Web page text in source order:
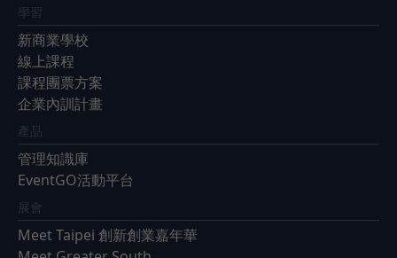
學習
新商業學校
線上課程
課程團票方案
企業內訓計畫
產品
管理知識庫
EventGO活動平台
展會
Meet Taipei 創新創業嘉年華